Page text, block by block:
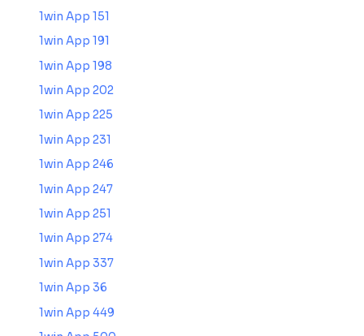
1win App 151
1win App 191
1win App 198
1win App 202
1win App 225
1win App 231
1win App 246
1win App 247
1win App 251
1win App 274
1win App 337
1win App 36
1win App 449